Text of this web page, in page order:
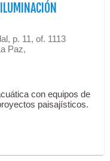
p. 11, of. 1113
Paz,
con equipos de
paisajísticos.